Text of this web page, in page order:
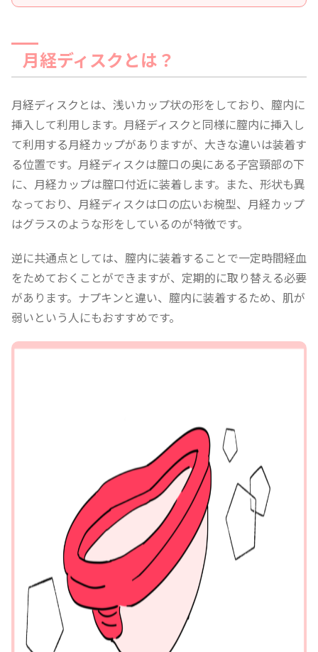
月経ディスクとは？
月経ディスクとは、浅いカップ状の形をしており、膣内に
挿入して利用します。月経ディスクと同様に膣内に挿入し
て利用する月経カップがありますが、大きな違いは装着す
る位置です。月経ディスクは膣口の奥にある子宮頸部の下
に、月経カップは膣口付近に装着します。また、形状も異
なっており、月経ディスクは口の広いお椀型、月経カップ
はグラスのような形をしているのが特徴です。
逆に共通点としては、膣内に装着することで一定時間経血
をためておくことができますが、定期的に取り替える必要
があります。ナプキンと違い、膣内に装着するため、肌が
弱いという人にもおすすめです。